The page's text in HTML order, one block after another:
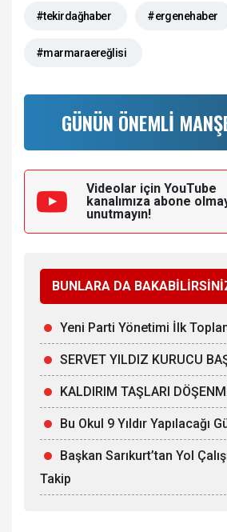
#tekirdağhaber #ergenehaber
#marmaraereğlisi
GÜNÜN ÖNEMLİ
Videolar için YouTube
kanalımıza abone
unutmayın!
BUNLARA DA
Yeni Parti Yönetimi İlk
SERVET YILDIZ KURUCU
KALDIRIM TAŞLARI
Bu Okul 9 Yıldır Yapılacağı
Başkan Sarıkurt’tan Yol
Takip